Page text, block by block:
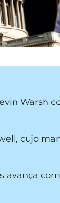
Warsh
cujo
avança